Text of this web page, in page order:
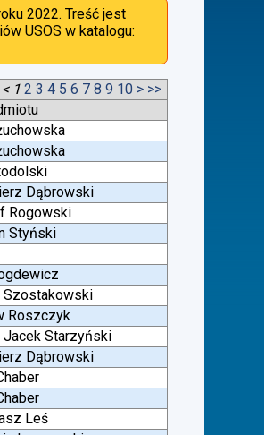
2022. Treść jest
USOS w katalogu:
< 1 2 3 4 5 6 7 8 9 10 > >>
Dąbrowski
Rogowski
Styński
Szostakowski
Roszczyk
Jacek Starzyński
Dąbrowski
Leś